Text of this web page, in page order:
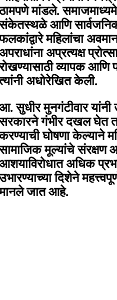
मांडले.
आणि सार्वजनिक
महिलांचा
अप्रत्यक्ष
व्यापक आणि
अधोरेखित केली.
सुधीर मुनगंटीवार यांनी
गंभीर दखल घेत
घोषणा केल्याने
मूल्यांचे संरक्षण
अधिक
दिशेने
जात आहे.